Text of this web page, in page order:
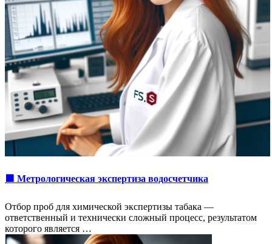
🟩 Метрологическая экспертиза водосчетчика
Отбор проб для химической экспертизы табака —
ответственный и технически сложный процесс, результатом
которого является …